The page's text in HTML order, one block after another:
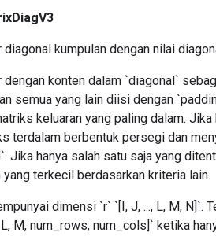
kumpulan dengan nilai
konten dalam `diagonal`
semua yang lain diisi dengan
keluaran yang paling dalam.
terdalam berbentuk persegi dan
Jika hanya salah satu saja yang
terkecil berdasarkan kriteria lain.
dimensi `r` `[I, J, ..., L, M, N]`.
M, num_rows, num_cols]` ketika